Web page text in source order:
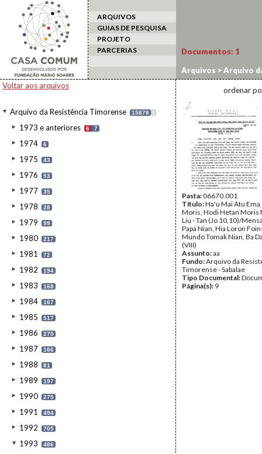
ARQUIVOS
GUIAS DE PESQUISA
PROJETO
PARCERIAS
Voltar aos arquivos
Arquivo da Resistência Timorense 15878 I
1973 e anteriores 6 7
1974 6
1975 43
1976 53
1977 35
1978 28
1979 99
1980 217
1981 72
1982 194
1983 168
1984 167
1985 517
1986 275
1987 166
1988 81
1989 197
1990 275
1991 494
1992 705
1993 486
Documentos: 1
Arquivos >Arquivo
ordenar
Pasta:06670.001
Título:Ha'u Mai Atu Ema
Moris, Hodi Hetan Moris
Liu - Tan (Jo 10,10)/
Papa Nian, Hia Loron
Mundo Tomak Nian, Ba
(VIII)
Assunto:aa
Fundo:Arquivo da
Timorense - Sabalae
Tipo Documental:
Página(s): 9